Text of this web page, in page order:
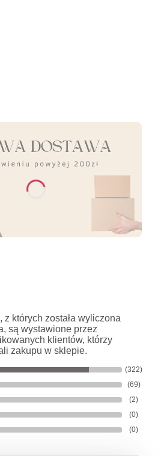
z których została wyliczona
są wystawione przez
klientów, którzy
zakupu w sklepie.
(322)
(69)
(2)
(0)
(0)